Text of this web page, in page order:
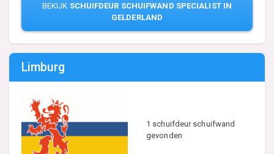
BEKIJK SCHUIFDEUR SCHUIFWAND SPECIALIST IN
GELDERLAND
Limburg
1 schuifdeur schuifwand
gevonden